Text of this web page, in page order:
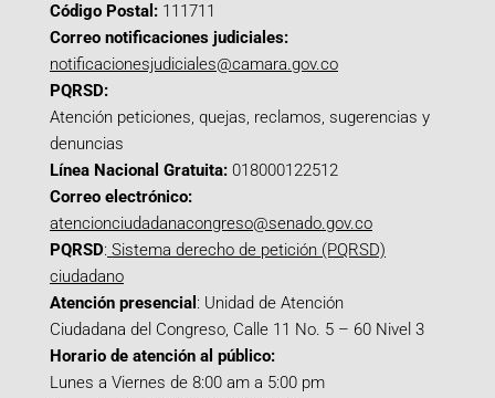
Código Postal: 111711
Correo notificaciones judiciales:
notificacionesjudiciales@camara.gov.co
PQRSD:
Atención peticiones, quejas, reclamos, sugerencias y
denuncias
Línea Nacional Gratuita: 018000122512
Correo electrónico:
atencionciudadanacongreso@senado.gov.co
PQRSD: Sistema derecho de petición (PQRSD)
ciudadano
Atención presencial : Unidad de Atención
Ciudadana del Congreso, Calle 11 No. 5 – 60 Nivel 3
Horario de atención al público:
Lunes a Viernes de 8:00 am a 5:00 pm